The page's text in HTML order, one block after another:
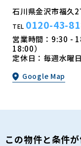
石川県金沢市福久
TEL 0120-43-
営業時間：9:30 -
18:00）
定休日：毎週水曜
Google Map
この物件と条件